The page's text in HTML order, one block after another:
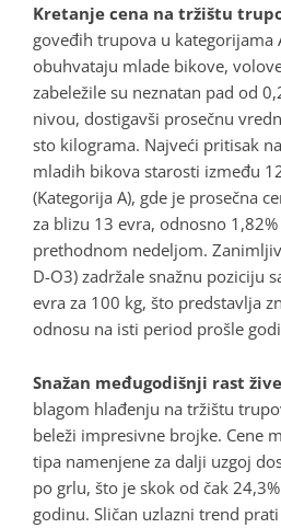
Kretanje cena na tržištu
goveđih trupova u kategorijama
obuhvataju mlade bikove,
zabeležile su neznatan pad od
nivou, dostigavši prosečnu
sto kilograma. Najveći pritisak
mladih bikova starosti između
(Kategorija A), gde je prosečna
za blizu 13 evra, odnosno
prethodnom nedeljom.
D-O3) zadržale snažnu poziciju
evra za 100 kg, što predstavlja
odnosu na isti period prošle
Snažan međugodišnji rast
blagom hlađenju na tržištu
beleži impresivne brojke. Cene
tipa namenjene za dalji uzgoj
po grlu, što je skok od čak
godinu. Sličan uzlazni trend